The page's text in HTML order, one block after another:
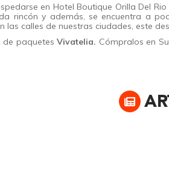
en Hotel Boutique Orilla Del
rincón y además, se encuentra a
las calles de nuestras ciudades, este
de paquetesVivatelia. Cómpralos en